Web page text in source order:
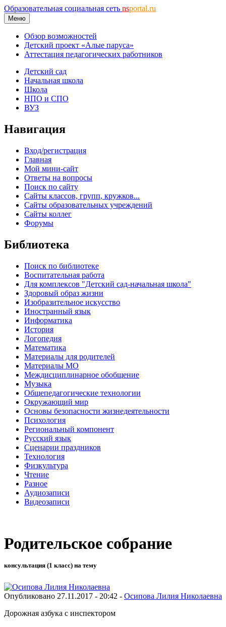
Образовательная социальная сеть nsportal.ru
Меню
Обзор возможностей
Детский проект «Алые паруса»
Аттестация педагогических работников
Детский сад
Начальная школа
Школа
НПО и СПО
ВУЗ
Навигация
Вход/регистрация
Главная
Мой мини-сайт
Ответы на вопросы
Поиск по сайту
Сайты классов, групп, кружков...
Сайты образовательных учреждений
Сайты коллег
Форумы
Библиотека
Поиск по библиотеке
Воспитательная работа
Для комплексов "Детский сад-начальная школа"
Здоровый образ жизни
Изобразительное искусство
Иностранный язык
Информатика
История
Логопедия
Математика
Материалы для родителей
Материалы МО
Междисциплинарное обобщение
Музыка
Общепедагогические технологии
Окружающий мир
Основы безопасности жизнедеятельности
Психология
Региональный компонент
Русский язык
Сценарии праздников
Технология
Физкультура
Чтение
Разное
Аудиозаписи
Видеозаписи
Родительское собрание
консультация (1 класс) на тему
Опубликовано 27.11.2017 - 20:42 - Осипова Лилия Николаевна
Дорожная азбука с инспектором